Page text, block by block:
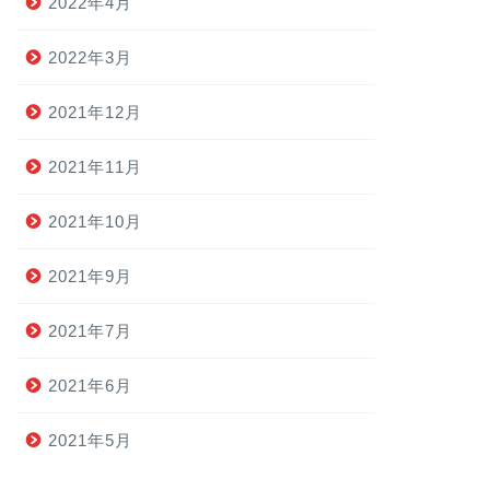
2022年3月
2021年12月
2021年11月
2021年10月
2021年9月
2021年7月
2021年6月
2021年5月